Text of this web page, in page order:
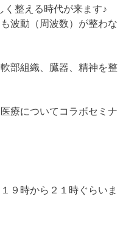
整える時代が来ます♪
波動（周波数）が整わな
部組織、臓器、精神を整
療についてコラボセミナ
時から２１時ぐらいま